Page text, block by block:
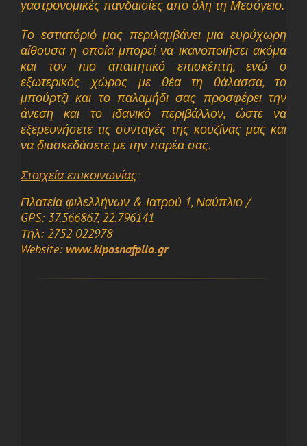
γαστρονομικές πανδαισίες απο όλη τη Μεσόγειο.
Tο εστιατόριό μας περιλαμβάνει μια ευρύχωρη
αίθουσα η οποία μπορεί να ικανοποιήσει ακόμα
και τον πιο απαιτητικό επισκέπτη, ενώ ο
εξωτερικός χώρος με θέα τη θάλασσα, το
μπούρτζι και το παλαμήδι σας προσφέρει την
άνεση και το ιδανικό περιβάλλον, ώστε να
εξερευνήσετε τις συνταγές της κουζίνας μας και
να διασκεδάσετε με την παρέα σας.
Στοιχεία επικοινωνίας:
Πλατεία φιλελλήνων & Ιατρού 1, Ναύπλιο /
GPS: 37.566867, 22.796141
Τηλ: 2752 022978
Website: www.kiposnafplio.gr